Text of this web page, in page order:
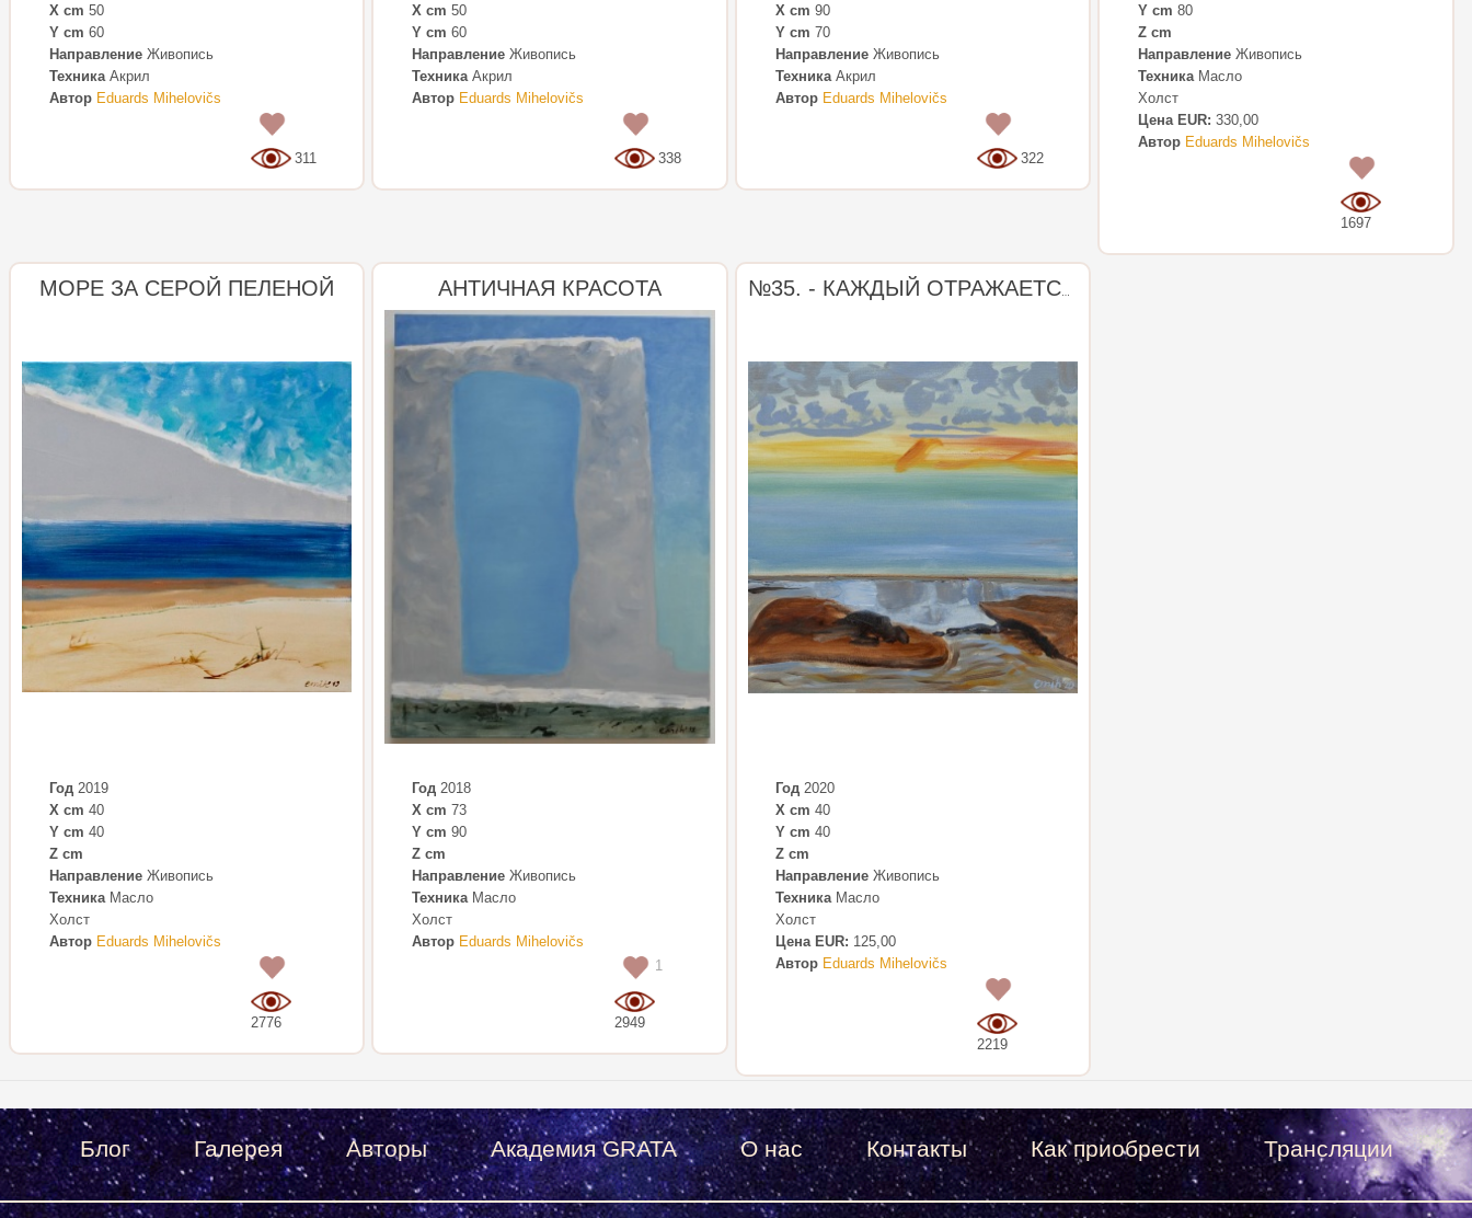
X cm 50
Y cm 60
Направление Живопись
Техника Акрил
Автор Eduards Mihelovičs
311
X cm 50
Y cm 60
Направление Живопись
Техника Акрил
Автор Eduards Mihelovičs
338
X cm 90
Y cm 70
НаправлениеЖивопись
ТехникаАкрил
Автор Eduards Mihelovičs
322
Y cm 80
Z cm
Направление Живопись
Техника Масло
Холст
Цена EUR: 330,00
Автор Eduards Mihelovičs
1697
МОРЕ ЗА СЕРОЙ ПЕЛЕНОЙ
Год 2019
X cm 40
Y cm 40
Z cm
Направление Живопись
ТехникаМасло
Холст
Автор Eduards Mihelovičs
2776
АНТИЧНАЯ КРАСОТА
Год 2018
X cm 73
Y cm 90
Z cm
Направление Живопись
ТехникаМасло
Холст
Автор Eduards Mihelovičs
1
2949
№35. - КАЖДЫЙ ОТРАЖАЕТСЯ В СВОЕМ СОБСТВЕННОМ ПУЗЫРЕ, НО МЫ ДОЛЖНЫ ПРОРВАТЬСЯ
Год2020
X cm 40
Y cm 40
Z cm
НаправлениеЖивопись
ТехникаМасло
Холст
Цена EUR: 125,00
Автор Eduards Mihelovičs
2219
Блог Галерея Авторы Академия GRATA О нас Контакты Как приобрести Трансляции